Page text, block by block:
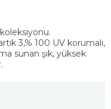
3,% 100 UV korumalı,
sunan şık, yüksek